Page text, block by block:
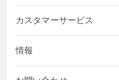
カスタマーサービス
情報